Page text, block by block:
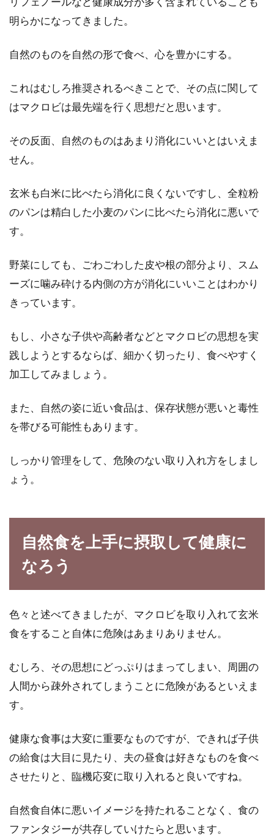
明らかになってきました。
自然のものを自然の形で食べ、心を豊かにする。
これはむしろ推奨されるべきことで、その点に関して
はマクロビは最先端を行く思想だと思います。
その反面、自然のものはあまり消化にいいとはいえま
せん。
玄米も白米に比べたら消化に良くないですし、全粒粉
のパンは精白した小麦のパンに比べたら消化に悪いで
す。
野菜にしても、ごわごわした皮や根の部分より、スム
ーズに噛み砕ける内側の方が消化にいいことはわかり
きっています。
もし、小さな子供や高齢者などとマクロビの思想を実
践しようとするならば、細かく切ったり、食べやすく
加工してみましょう。
また、自然の姿に近い食品は、保存状態が悪いと毒性
を帯びる可能性もあります。
しっかり管理をして、危険のない取り入れ方をしまし
ょう。
自然食を上手に摂取して健康に
なろう
色々と述べてきましたが、マクロビを取り入れて玄米
食をすること自体に危険はあまりありません。
むしろ、その思想にどっぷりはまってしまい、周囲の
人間から疎外されてしまうことに危険があるといえま
す。
健康な食事は大変に重要なものですが、できれば子供
の給食は大目に見たり、夫の昼食は好きなものを食べ
させたりと、臨機応変に取り入れると良いですね。
自然食自体に悪いイメージを持たれることなく、食の
ファンタジーが共存していけたらと思います。